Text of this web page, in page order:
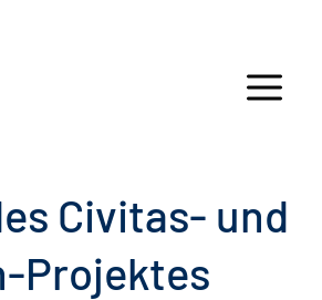
Civitas- und
Projektes